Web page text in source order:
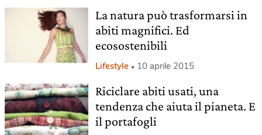
La natura può trasformarsi in
abiti magnifici. Ed
ecosostenibili
Lifestyle 10 aprile 2015
Riciclare abiti usati, una
tendenza che aiuta il pianeta. E
il portafogli